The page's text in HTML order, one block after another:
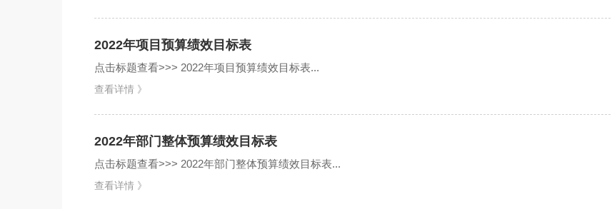
2022年项目预算绩效目标表
点击标题查看>>> 2022年项目预算绩效目标表...
查看详情 》
2022年部门整体预算绩效目标表
点击标题查看>>> 2022年部门整体预算绩效目标表...
查看详情 》